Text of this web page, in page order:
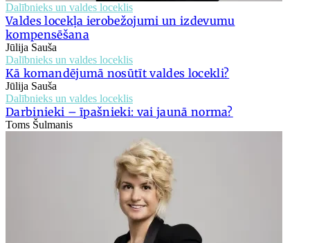
Dalībnieks un valdes loceklis
Valdes locekļa ierobežojumi un izdevumu
kompensēšana
Jūlija Sauša
Dalībnieks un valdes loceklis
Kā komandējumā nosūtīt valdes locekli?
Jūlija Sauša
Dalībnieks un valdes loceklis
Darbinieki – īpašnieki: vai jaunā norma?
Toms Šulmanis